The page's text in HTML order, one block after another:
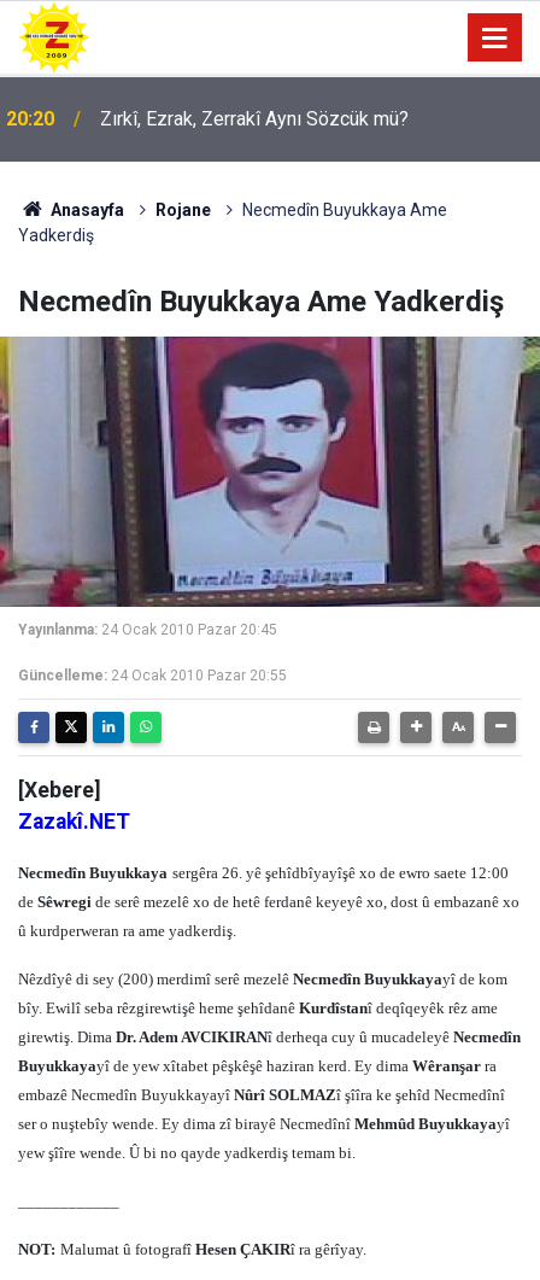
09:56 Ji Zilma Partîzanan Nimûneyeka Piçûk
Anasayfa Rojane
Necmedîn Buyukkaya Ame
Yadkerdiş
Necmedîn Buyukkaya Ame Yadkerdiş
Yayınlanma: 24 Ocak 2010 Pazar 20:45
Güncelleme: 24 Ocak 2010 Pazar 20:55
[Xebere]
Zazakî.NET
Necmedîn Buyukkaya sergêra 26. yê şehîdbîyayîşê xo de ewro saete 12:00
de Sêwregi de serê mezelê xo de hetê ferdanê keyeyê xo, dost û embazanê xo
û kurdperweran ra ame yadkerdiş.
Nêzdîyê di sey (200) merdimî serê mezelê Necmedîn Buyukkayayî de kom
bîy. Ewilî seba rêzgirewtişê heme şehîdanê Kurdîstanî deqîqeyêk rêz ame
girewtiş. Dima Dr. Adem AVCIKIRANî derheqa cuy û mucadeleyê Necmedîn
Buyukkayayî de yew xîtabet pêşkêşê haziran kerd. Ey dima Wêranşar ra
embazê Necmedîn Buyukkayayî Nûrî SOLMAZî şîîra ke şehîd Necmedînî
ser o nuştebîy wende. Ey dima zî birayê Necmedînî Mehmûd Buyukkayayî
yew şîîre wende. Û bi no qayde yadkerdiş temam bi.
NOT: Malumat û fotografî Hesen ÇAKIRî ra gêrîyay.